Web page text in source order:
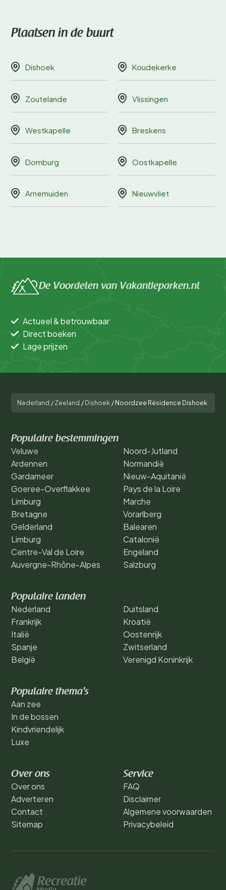
Plaatsen in de buurt
Dishoek Koudekerke
Zoutelande Vlissingen
Westkapelle Breskens
Domburg Oostkapelle
Arnemuiden Nieuwvliet
De Voordelen van Vakantieparken.nl
Actueel & betrouwbaar
Direct boeken
Lage prijzen
Nederland / Zeeland / Dishoek / Noordzee Résidence Dishoek
Populaire bestemmingen
Veluwe
Ardennen
Gardameer
Goeree-Overflakkee
Limburg
Bretagne
Gelderland
Limburg
Centre-Val de Loire
Auvergne-Rhône-Alpes
Noord-Jutland
Normandië
Nieuw-Aquitanië
Pays de la Loire
Marche
Vorarlberg
Balearen
Catalonië
Engeland
Salzburg
Populaire landen
Nederland
Frankrijk
Italië
Spanje
België
Duitsland
Kroatië
Oostenrijk
Zwitserland
Verenigd Koninkrijk
Populaire thema's
Aan zee
In de bossen
Kindvriendelijk
Luxe
Over ons
Over ons
Adverteren
Contact
Sitemap
Service
FAQ
Disclaimer
Algemene voorwaarden
Privacybeleid